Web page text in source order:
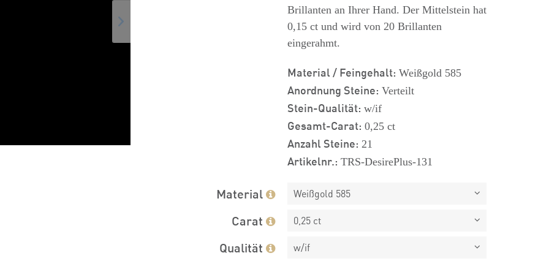
Brillanten an Ihrer Hand. Der Mittelstein hat
0,15 ct und wird von 20 Brillanten
eingerahmt.
Material / Feingehalt: Weißgold 585
Anordnung Steine: Verteilt
Stein-Qualität: w/if
Gesamt-Carat: 0,25 ct
Anzahl Steine: 21
Artikelnr.: TRS-DesirePlus-131
Material Weißgold 585
Carat 0,25 ct
Qualität w/if